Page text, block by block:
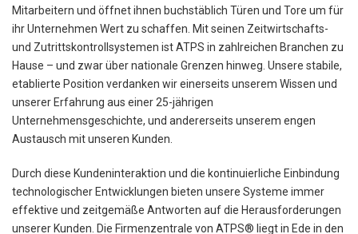
Mitarbeitern und öffnet ihnen buchstäblich Türen und Tore um für
ihr Unternehmen Wert zu schaffen. Mit seinen Zeitwirtschafts-
und Zutrittskontrollsystemen ist ATPS in zahlreichen Branchen zu
Hause – und zwar über nationale Grenzen hinweg. Unsere stabile,
etablierte Position verdanken wir einerseits unserem Wissen und
unserer Erfahrung aus einer 25-jährigen
Unternehmensgeschichte, und andererseits unserem engen
Austausch mit unseren Kunden.
Durch diese Kundeninteraktion und die kontinuierliche Einbindung
technologischer Entwicklungen bieten unsere Systeme immer
effektive und zeitgemäße Antworten auf die Herausforderungen
unserer Kunden. Die Firmenzentrale von ATPS® liegt in Ede in den